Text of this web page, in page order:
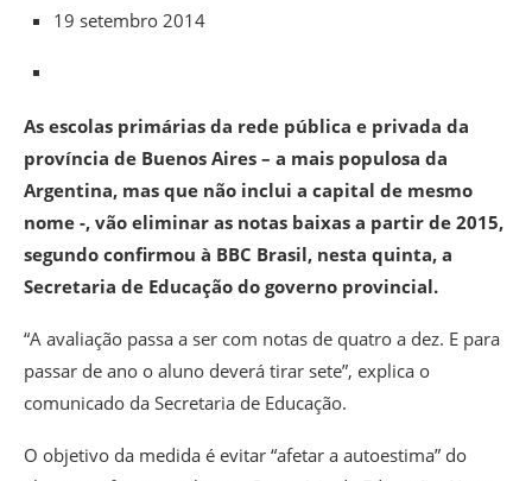
19 setembro 2014
As escolas primárias da rede pública e privada da
província de Buenos Aires – a mais populosa da
Argentina, mas que não inclui a capital de mesmo
nome -, vão eliminar as notas baixas a partir de 2015,
segundo confirmou à BBC Brasil, nesta quinta, a
Secretaria de Educação do governo provincial.
“A avaliação passa a ser com notas de quatro a dez. E para
passar de ano o aluno deverá tirar sete”, explica o
comunicado da Secretaria de Educação.
O objetivo da medida é evitar “afetar a autoestima” do